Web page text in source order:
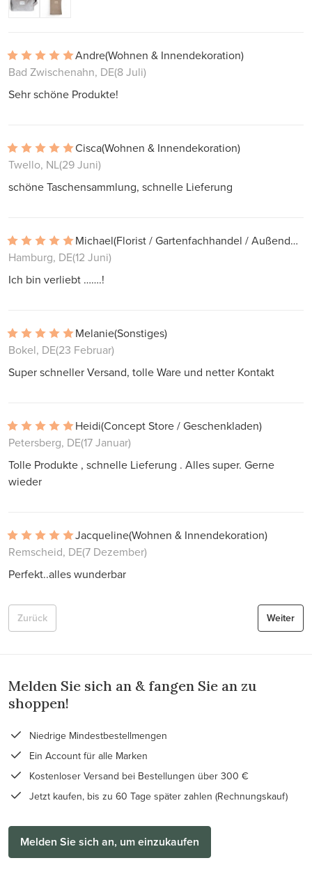
Andre(Wohnen & Innendekoration)
Bad Zwischenahn, DE(8 Juli)
Sehr schöne Produkte!
Cisca(Wohnen & Innendekoration)
Twello, NL(29 Juni)
schöne Taschensammlung, schnelle Lieferung
Michael
(Florist / Gartenfachhandel / Außendekoration)
Hamburg, DE(12 Juni)
Ich bin verliebt …….!
Melanie(Sonstiges)
Bokel, DE(23 Februar)
Super schneller Versand, tolle Ware und netter Kontakt
Heidi(Concept Store / Geschenkladen)
Petersberg, DE(17 Januar)
Tolle Produkte , schnelle Lieferung . Alles super. Gerne
wieder
Jacqueline(Wohnen & Innendekoration)
Remscheid, DE(7 Dezember)
Perfekt..alles wunderbar
Weiter
Zurück
Melden Sie sich an & fangen Sie an zu
shoppen!
Niedrige Mindestbestellmengen
Ein Account für alle Marken
Kostenloser Versand bei Bestellungen über 300 €
Jetzt kaufen, bis zu 60 Tage später zahlen (Rechnungskauf)
Melden Sie sich an, um einzukaufen